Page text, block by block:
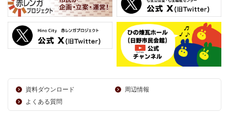
資料ダウンロード
周辺情報
よくある質問